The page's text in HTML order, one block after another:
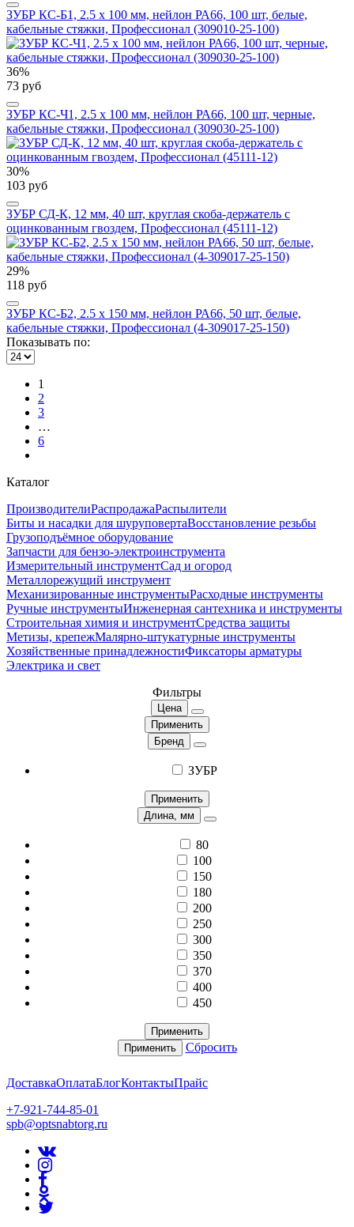
ЗУБР КС-Б1, 2.5 x 100 мм, нейлон РА66, 100 шт, белые,
кабельные стяжки, Профессионал (309010-25-100)
36%
73 руб
ЗУБР КС-Ч1, 2.5 x 100 мм, нейлон РА66, 100 шт, черные,
кабельные стяжки, Профессионал (309030-25-100)
30%
103 руб
ЗУБР СД-К, 12 мм, 40 шт, круглая скоба-держатель с
оцинкованным гвоздем, Профессионал (45111-12)
29%
118 руб
ЗУБР КС-Б2, 2.5 x 150 мм, нейлон РА66, 50 шт, белые,
кабельные стяжки, Профессионал (4-309017-25-150)
Показывать по:
1
2
3
…
6
Каталог
ПроизводителиРаспродажаРаспылители
Биты и насадки для шуруповертаВосстановление резьбы
Грузоподъёмное оборудование
Запчасти для бензо-электроинструмента
Измерительный инструментСад и огород
Металлорежущий инструмент
Механизированные инструментыРасходные инструменты
Ручные инструментыИнженерная сантехника и инструменты
Строительная химия и инструментСредства защиты
Метизы, крепежМалярно-штукатурные инструменты
Хозяйственные принадлежностиФиксаторы арматуры
Электрика и свет
Фильтры
Цена
Применить
Бренд
ЗУБР
Применить
Длина, мм
80
100
150
180
200
250
300
350
370
400
450
Применить
Применить
Сбросить
ДоставкаОплатаБлогКонтактыПрайс
+7-921-744-85-01
spb@optsnabtorg.ru